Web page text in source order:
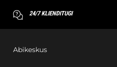
24/7 KLIENDITUGI
Abikeskus